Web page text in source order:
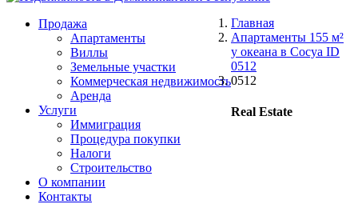
Продажа
Апартаменты
Виллы
Земельные участки
Коммерческая недвижимость
Аренда
Услуги
Иммиграция
Процедура покупки
Налоги
Строительство
О компании
Контакты
Главная
Апартаменты 155 м²
у океана в Сосуа ID
0512
0512
Real Estate